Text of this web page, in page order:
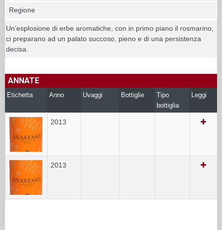
Regione
Un’esplosione di erbe aromatiche, con in primo piano il rosmarino,
ci preparano ad un palato succoso, pieno e di una persistenza
decisa.
ANNATE
Etichetta Anno Uvaggi Bottiglie
Tipo
bottiglia
Leggi
2013
2013